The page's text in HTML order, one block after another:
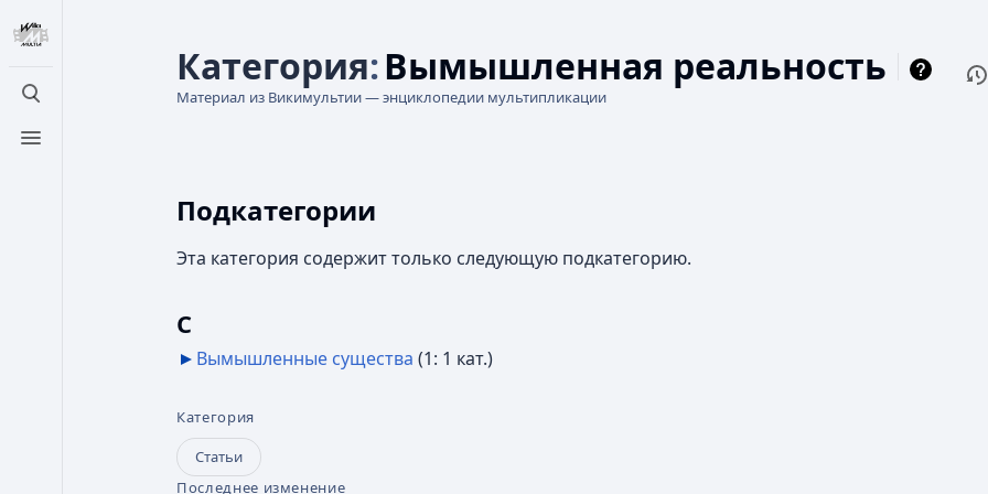
Открыть поиск
Открыть меню
Категория:Вымышленная реальность
Материал из Викимультии — энциклопедии мультипликации
Подкатегории
Эта категория содержит только следующую подкатегорию.
С
Вымышленные существа (1: 1 кат.)
Категория
Статьи
Последнее изменение